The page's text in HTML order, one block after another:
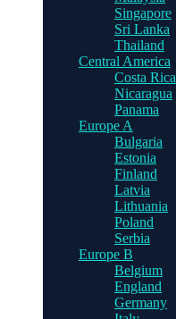
Singapore
Sri Lanka
Thailand
Central America
Costa Rica
Nicaragua
Panama
Europe A
Bulgaria
Estonia
Finland
Latvia
Lithuania
Poland
Serbia
Europe B
Belgium
England
Germany